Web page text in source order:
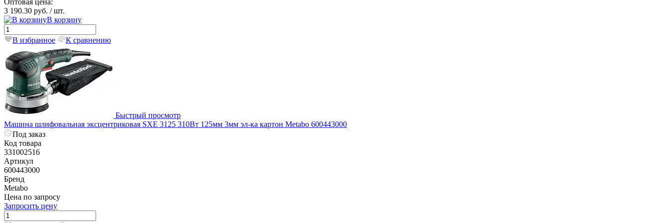
3 190.30 руб. / шт.
В корзину
В избранное К сравнению
Быстрый просмотр
Машина шлифовальная эксцентриковая SXE 3125 310Вт 125мм 3мм эл-ка картон Metabo 600443000
Под заказ
Код товара
331002516
Артикул
600443000
Бренд
Metabo
Цена по запросу
Запросить цену